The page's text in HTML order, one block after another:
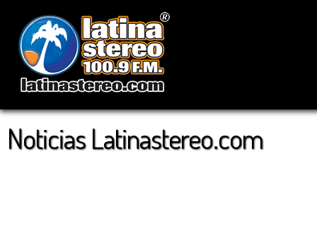
Noticias Latinastereo.com